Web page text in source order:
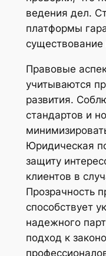
ведения дел.
платформы
существование
Правовые
учитываются
развития.
стандартов и
Юридическая
защиту
клиентов в
Прозрачность
способствует
надежного
подход к